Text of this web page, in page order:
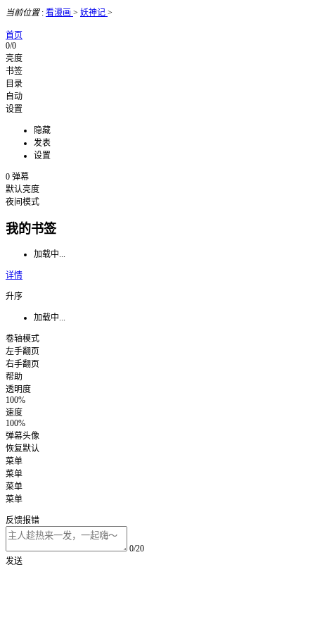
当前位置: 看漫画 > 妖神记 >
首页
0/0
亮度
书签
目录
自动
设置
隐藏
发表
设置
0 弹幕
默认亮度
夜间模式
我的书签
加载中...
详情
升序
加载中...
卷轴模式
左手翻页
右手翻页
帮助
透明度
100%
速度
100%
弹幕头像
恢复默认
菜单
菜单
菜单
菜单
反馈报错
0/20
发送